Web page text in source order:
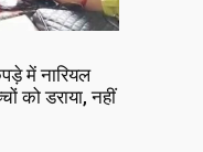
में नारियल
को डराया, नहीं